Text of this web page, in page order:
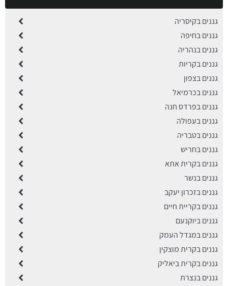
גננים בקיסריה
גננים בחיפה
גננים בנהריה
גננים בקריות
גננים בצפון
גננים בכרמיאל
גננים בפרדס חנה
גננים בעפולה
גננים בטבריה
גננים בחריש
גננים בקרית אתא
גננים בנשר
גננים בזכרון יעקב
גננים בקריית חיים
גננים ביוקנעם
גננים במגדל העמק
גננים בקרית מוצקין
גננים בקרית ביאליק
גננים בנצרת